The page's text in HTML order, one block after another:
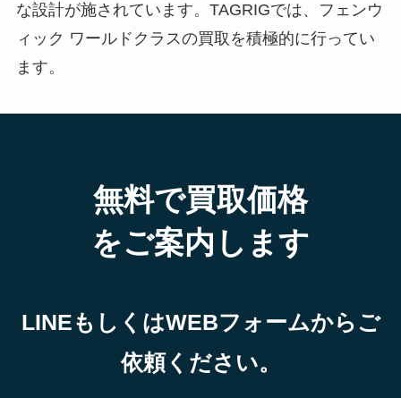
な設計が施されています。TAGRIGでは、フェンウ
ィック ワールドクラスの買取を積極的に行ってい
ます。
無料で買取価格
をご案内します
LINEもしくはWEBフォームからご
依頼ください。